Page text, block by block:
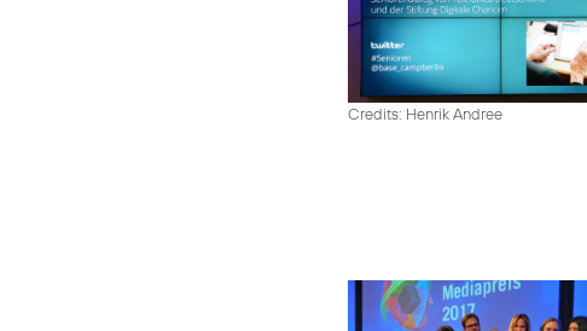
Credits: Henrik Andree